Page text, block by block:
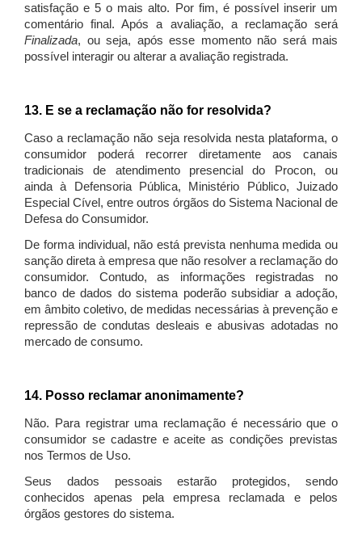
satisfação e 5 o mais alto. Por fim, é possível inserir um
comentário final. Após a avaliação, a reclamação será
Finalizada, ou seja, após esse momento não será mais
possível interagir ou alterar a avaliação registrada.
13. E se a reclamação não for resolvida?
Caso a reclamação não seja resolvida nesta plataforma, o
consumidor poderá recorrer diretamente aos canais
tradicionais de atendimento presencial do Procon, ou
ainda à Defensoria Pública, Ministério Público, Juizado
Especial Cível, entre outros órgãos do Sistema Nacional de
Defesa do Consumidor.
De forma individual, não está prevista nenhuma medida ou
sanção direta à empresa que não resolver a reclamação do
consumidor. Contudo, as informações registradas no
banco de dados do sistema poderão subsidiar a adoção,
em âmbito coletivo, de medidas necessárias à prevenção e
repressão de condutas desleais e abusivas adotadas no
mercado de consumo.
14. Posso reclamar anonimamente?
Não. Para registrar uma reclamação é necessário que o
consumidor se cadastre e aceite as condições previstas
nos Termos de Uso.
Seus dados pessoais estarão protegidos, sendo
conhecidos apenas pela empresa reclamada e pelos
órgãos gestores do sistema.